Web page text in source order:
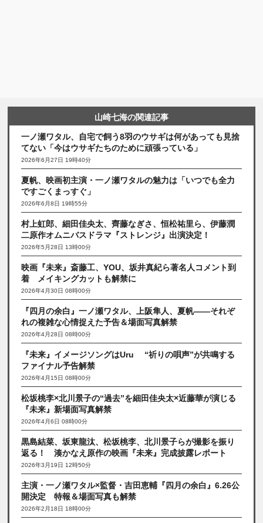
山崎七海の関連記事
一ノ瀬ワタル、自宅で飼う8羽のウサギは何があっても見捨
てない「今はウサギたちのために頑張っている」
2026年6月27日 19時40分
夏帆、映画初主演・一ノ瀬ワタルの魅力は「いつでも全力
ですごくまっすぐ」
2026年6月8日 19時55分
村上虹郎、細田佳央太、齊藤なぎさ、恒松祐里ら、伊藤潤
二原作オムニバスドラマ『ストレンジ』出演決定！
2026年5月28日 13時00分
映画『未来』斎藤工、YOU、坂井真紀ら著名人コメント到
着 メイキングカットも解禁に
2026年4月30日 08時00分
『四月の余白』一ノ瀬ワタル、上阪隼人、夏帆――それぞ
れの複雑な心情捉えた予告＆場面写真解禁
2026年4月28日 08時00分
『未来』イメージソングはUru “祈りの唄声”が共鳴する
ファイナル予告解禁
2026年4月15日 08時00分
松坂桃李×北川景子の“過去”を細田佳央太×近藤華が演じる
『未来』新場面写真解禁
2026年4月6日 08時00分
黒島結菜、坂東龍汰、松坂桃李、北川景子らが撮影を振り
返る！ 湊かなえ原作の映画『未来』完成披露レポート
2026年3月19日 12時50分
主演・一ノ瀬ワタル×監督・吉田恵輔『四月の余白』6.26公
開決定 特報＆場面写真も解禁
2026年2月18日 18時00分